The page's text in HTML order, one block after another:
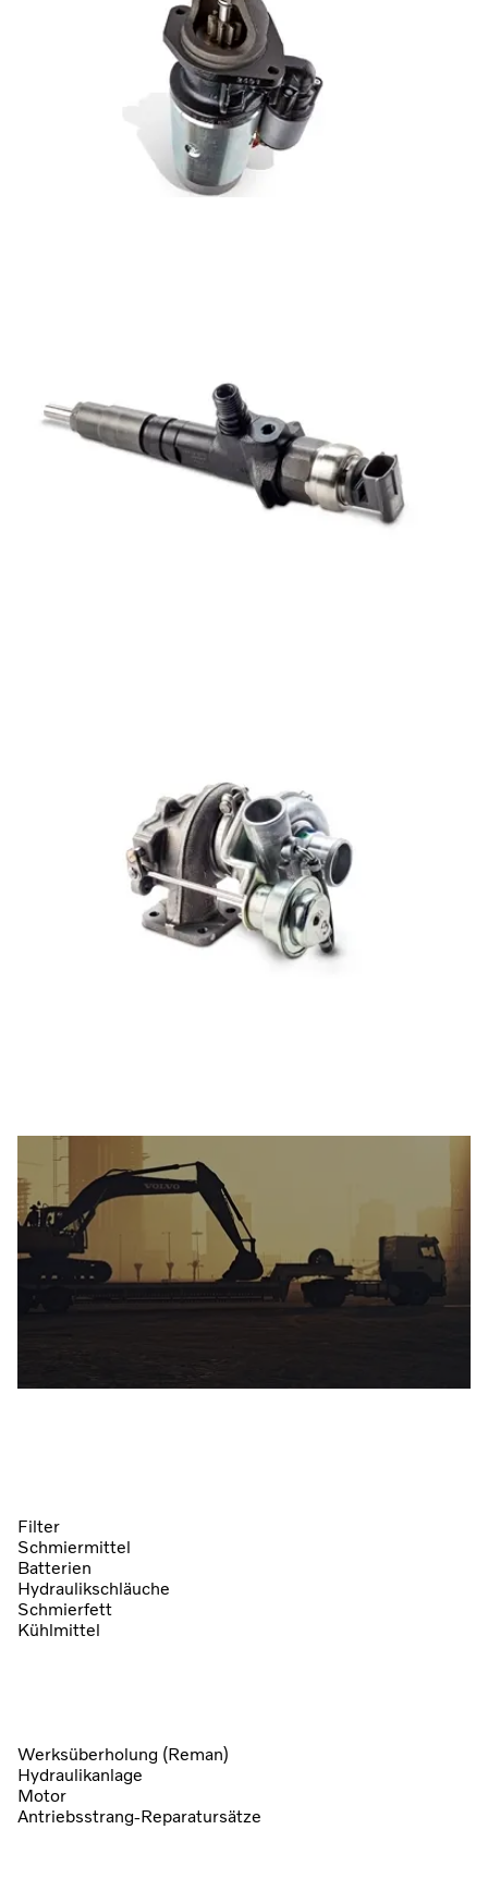
Filter
Schmiermittel
Batterien
Hydraulikschläuche
Schmierfett
Kühlmittel
Werksüberholung (Reman)
Hydraulikanlage
Motor
Antriebsstrang-Reparatursätze